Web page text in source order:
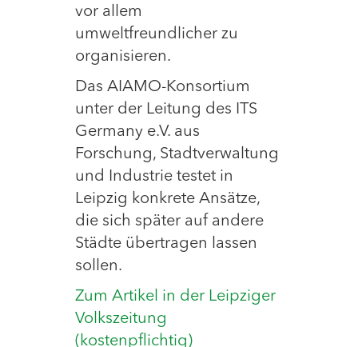
vor allem
umweltfreundlicher zu
organisieren.
Das AIAMO-Konsortium
unter der Leitung des ITS
Germany e.V. aus
Forschung, Stadtverwaltung
und Industrie testet in
Leipzig konkrete Ansätze,
die sich später auf andere
Städte übertragen lassen
sollen.
Zum Artikel in der Leipziger
Volkszeitung
(kostenpflichtig)